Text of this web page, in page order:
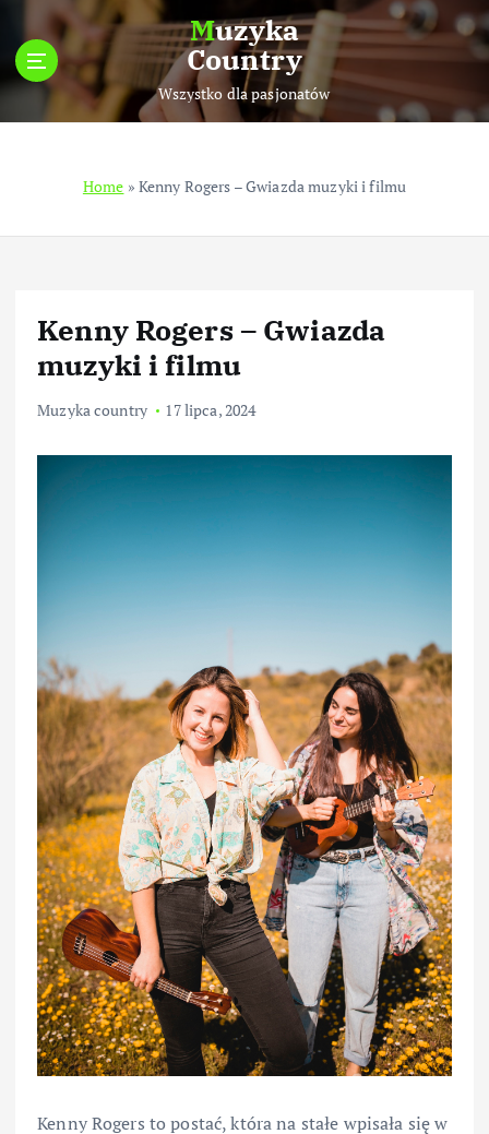
p
t
Muzyka
Country
Wszystko dla pasjonatów
Home » Kenny Rogers – Gwiazda muzyki i filmu
Kenny Rogers – Gwiazda
muzyki i filmu
Muzyka country 17 lipca, 2024
Kenny Rogers to postać, która na stałe wpisała się w